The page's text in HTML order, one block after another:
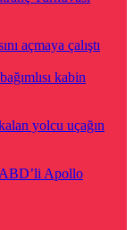
açmaya çalıştı
kabin
yolcu uçağın
Apollo